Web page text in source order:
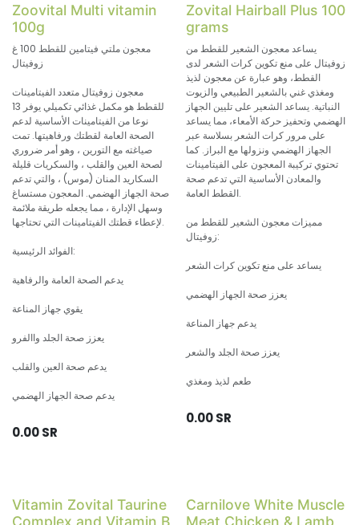
Zoovital Multi vitamin
100g
معجون ملتي فيتامين للقطط 100 غ
زوفيتال
معجون زوفيتال متعدد الفيتامينات
للقطط هو مكمل غذائي تكميلي يوفر 13
نوعا من الفيتامينات الأساسية لدعم
الصحة العامة لقطتك ورفاهيتها. تمت
صياغته مع التورين ، وهو أمر ضروري
لصحة العين والقلب ، والسكريات قليلة
السكاريد المنان (موس) ، والتي تدعم
صحة الجهاز الهضمي. المعجون مستساغ
وسهل الإدارة ، مما يجعله طريقة ملائمة
لإعطاء قطتك الفيتامينات التي تحتاجها.
الفوائد الرئيسية:
يدعم الصحة العامة والرفاهية
يقوي جهاز المناعة
يعزز صحة الجلد واالفرو
يدعم صحة العين والقلب
يدعم صحة الجهاز الهضمي
0.00SR
Zovital Hairball Plus 100
grams
يساعد معجون الشعير للقطط من
زوفيتال على منع تكوين كرات الشعر لدى
القطط، وهو عبارة عن معجون لذيذ
ومغذي غني بالشعير الطبيعي والزيوت
النباتية. يساعد الشعير على تليين الجهاز
الهضمي وتحفيز حركة الأمعاء، مما يساعد
على مرور كرات الشعر بسلاسة عبر
الجهاز الهضمي ونزولها مع البراز. كما
تحتوي تركيبة المعجون على الفيتامينات
والمعادن الأساسية التي تدعم صحة
القطط العامة.
مميزات معجون الشعير للقطط من
زوفيتال:
يساعد على منع تكوين كرات الشعر
يعزز صحة الجهاز الهضمي
يدعم جهاز المناعة
يعزز صحة الجلد والشعر
طعم لذيذ ومغذي
0.00SR
Vitamin Zovital Taurine
Complex and Vitamin B
Carnilove White Muscle
Meat Chicken & Lamb